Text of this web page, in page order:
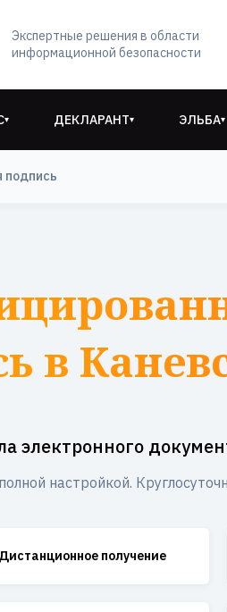
Экспертные решения в области
информационной безопасности
▾ ДЕКЛАРАНТ▾ ЭЛЬБА▾
подпись
в
электронного
настройкой.
Дистанционное получение